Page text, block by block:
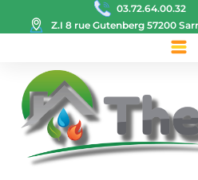
03.72.64.00.32
Z.I 8 rue Gutenberg 57200